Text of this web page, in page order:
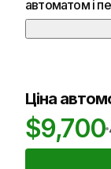
автоматом і
швидку, але
Зовні Audi A3
чіткі лінії,
Ціна
$9,700